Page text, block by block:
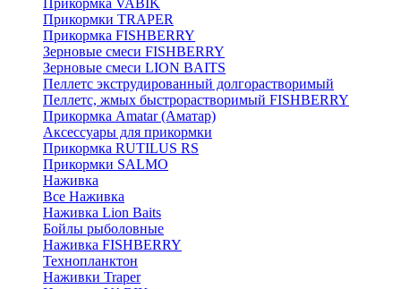
Прикормка VABIK
Прикормки TRAPER
Прикормка FISHBERRY
Зерновые смеси FISHBERRY
Зерновые смеси LION BAITS
Пеллетс экструдированный долгорастворимый
Пеллетс, жмых быстрорастворимый FISHBERRY
Прикормка Amatar (Аматар)
Аксессуары для прикормки
Прикормка RUTILUS RS
Прикормки SALMO
Наживка
Все Наживка
Наживка Lion Baits
Бойлы рыболовные
Наживка FISHBERRY
Технопланктон
Наживки Traper